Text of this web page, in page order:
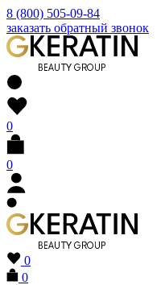
8 (800) 505-09-84
заказать обратный звонок
0
0
0
0